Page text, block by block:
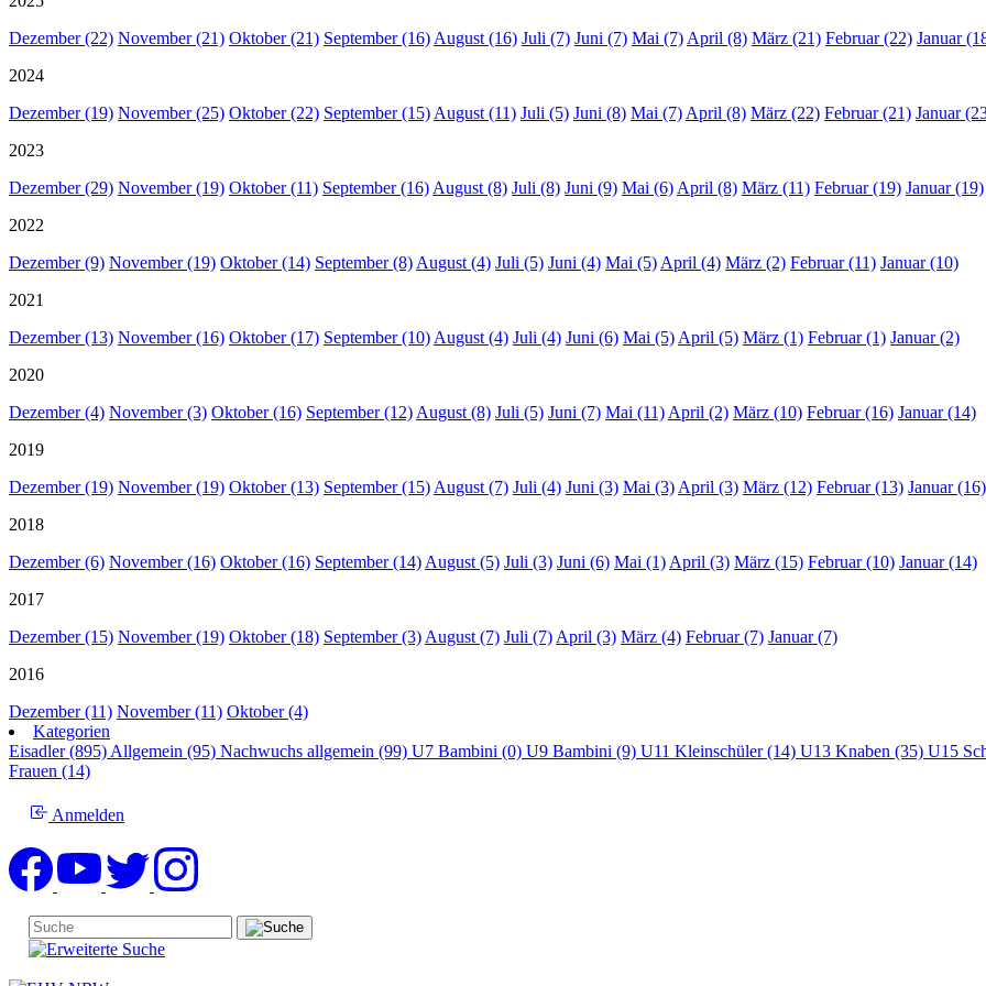
Dezember (22) November (21) Oktober (21) September (16) August (16) Juli (7) Juni (7) Mai (7) April (8) März (21) Februar (22) Januar
2024
Dezember (19) November (25) Oktober (22) September (15) August (11) Juli (5) Juni (8) Mai (7) April (8) März (22) Februar (21) Januar
2023
Dezember (29) November (19) Oktober (11) September (16) August (8) Juli (8) Juni (9) Mai (6) April (8) März (11) Februar (19) Januar (19)
2022
Dezember (9) November (19) Oktober (14) September (8) August (4) Juli (5) Juni (4) Mai (5) April (4) März (2) Februar (11) Januar (10)
2021
Dezember (13) November (16) Oktober (17) September (10) August (4) Juli (4) Juni (6) Mai (5) April (5) März (1) Februar (1) Januar (2)
2020
Dezember (4) November (3) Oktober (16) September (12) August (8) Juli (5) Juni (7) Mai (11) April (2) März (10) Februar (16) Januar (14)
2019
Dezember (19) November (19) Oktober (13) September (15) August (7) Juli (4) Juni (3) Mai (3) April (3) März (12) Februar (13) Januar (16)
2018
Dezember (6) November (16) Oktober (16) September (14) August (5) Juli (3) Juni (6) Mai (1) April (3) März (15) Februar (10) Januar (14)
2017
Dezember (15) November (19) Oktober (18) September (3) August (7) Juli (7) April (3) März (4) Februar (7) Januar (7)
2016
Dezember (11) November (11) Oktober (4)
Kategorien
Eisadler (895) Allgemein (95) Nachwuchs allgemein (99) U7 Bambini (0) U9 Bambini (9) U11 Kleinschüler (14) U13 Knaben (35) U15
Frauen (14)
Anmelden